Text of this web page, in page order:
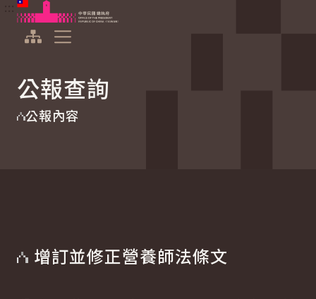
跳到主要內容
中華民國總統府
公報查詢
公報內容
增訂並修正營養師法條文